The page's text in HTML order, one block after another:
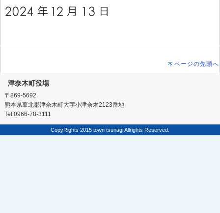
ページの先頭へ
津奈木町役場
〒869-5692
熊本県葦北郡津奈木町大字小津奈木2123番地
Tel:0966-78-3111
CopyRights 2015 town tsunagi Allrights Reserved.